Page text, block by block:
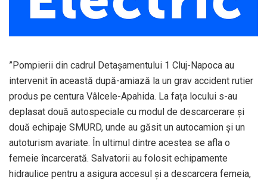
”Pompierii din cadrul Detașamentului 1 Cluj-Napoca au
intervenit în această după-amiază la un grav accident rutier
produs pe centura Vâlcele-Apahida. La fața locului s-au
deplasat două autospeciale cu modul de descarcerare și
două echipaje SMURD, unde au găsit un autocamion și un
autoturism avariate. În ultimul dintre acestea se afla o
femeie încarcerată. Salvatorii au folosit echipamente
hidraulice pentru a asigura accesul și a descarcera femeia,